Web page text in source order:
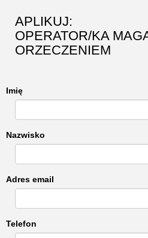
APLIKUJ:
OPERATOR/KA
ORZECZENIEM
Imię
Nazwisko
Adres email
Telefon